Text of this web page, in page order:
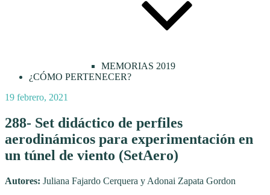
MEMORIAS 2019
¿CÓMO PERTENECER?
Publicado
19 febrero, 2021
288- Set didáctico de perfiles
aerodinámicos para experimentación en
un túnel de viento (SetAero)
Autores: Juliana Fajardo Cerquera y Adonai Zapata Gordon